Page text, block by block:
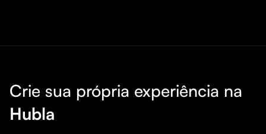
Crie sua própria experiência na
Hubla